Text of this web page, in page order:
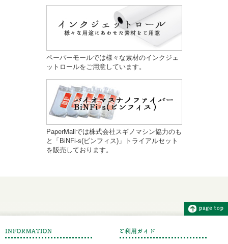
ペーパーモールでは様々な素材のインクジェ
ットロールをご用意しています。
PaperMallでは株式会社スギノマシン協力のも
と「BiNFi-s(ビンフィス)」トライアルセット
を販売しております。